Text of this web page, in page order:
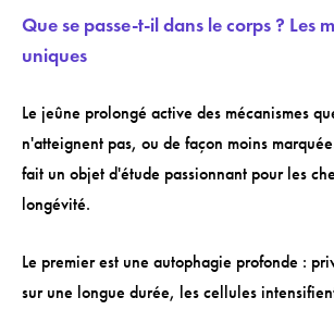
Que se passe-t-il dans le corps ? Les
uniques
Le jeûne prolongé active des mécanismes
n'atteignent pas, ou de façon moins
fait un objet d'étude passionnant pour les
longévité.
Le premier est une autophagie profonde :
sur une longue durée, les cellules